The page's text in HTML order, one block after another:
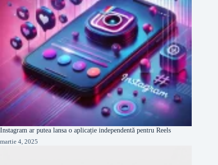
Instagram ar putea lansa o aplicație independentă pentru Reels
martie 4, 2025